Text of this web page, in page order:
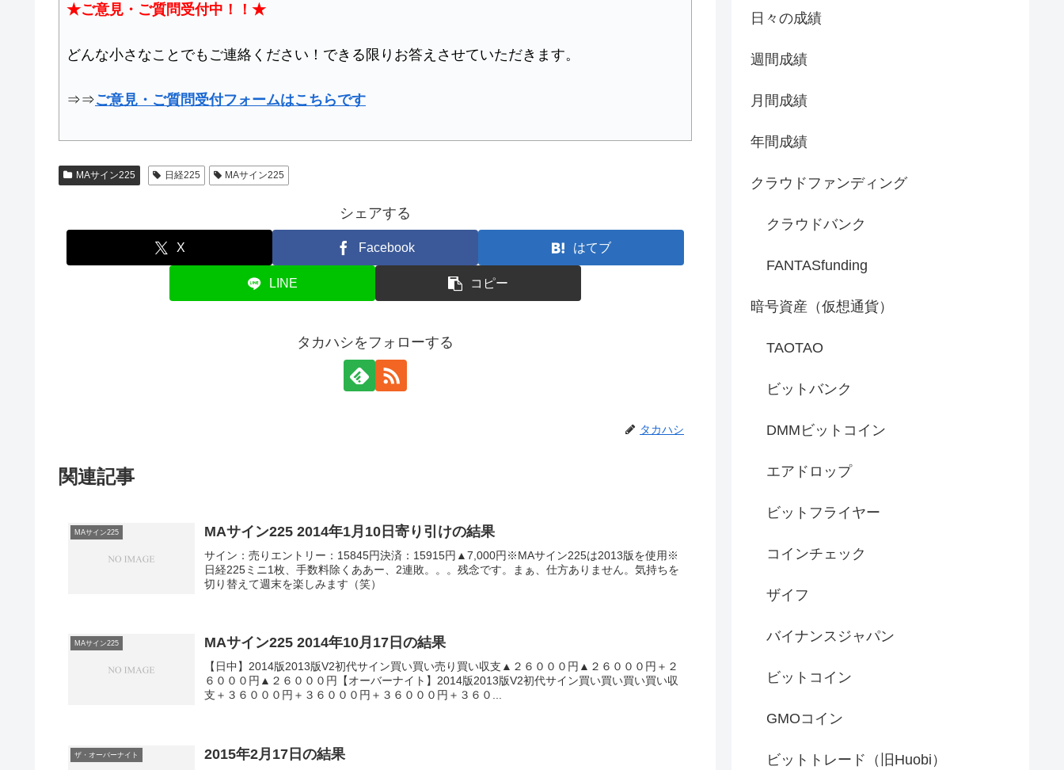
★ご意見・ご質問受付中！！★
どんな小さなことでもご連絡ください！できる限りお答えさせていただきます。
⇒⇒ご意見・ご質問受付フォームはこちらです
MAサイン225 日経225 MAサイン225
シェアする
X Facebook はてブ
LINE コピー
タカハシをフォローする
タカハシ
関連記事
MAサイン225 MAサイン225 2014年1月10日寄り引けの結果
サイン：売りエントリー：15845円決済：15915円▲7,000円※MAサイン225は2013版を使用※
日経225ミニ1枚、手数料除くああー、2連敗。。。残念です。まぁ、仕方ありません。気持ちを
切り替えて週末を楽しみます（笑）
MAサイン225 MAサイン225 2014年10月17日の結果
【日中】2014版2013版V2初代サイン買い買い売り買い収支▲２６０００円▲２６０００円＋２
６０００円▲２６０００円【オーバーナイト】2014版2013版V2初代サイン買い買い買い買い収
支＋３６０００円＋３６０００円＋３６０００円＋３６０...
ザ・オーバーナイト 2015年2月17日の結果
日々の成績
週間成績
月間成績
年間成績
クラウドファンディング
クラウドバンク
FANTASfunding
暗号資産（仮想通貨）
TAOTAO
ビットバンク
DMMビットコイン
エアドロップ
ビットフライヤー
コインチェック
ザイフ
バイナンスジャパン
ビットコイン
GMOコイン
ビットトレード（旧Huobi）